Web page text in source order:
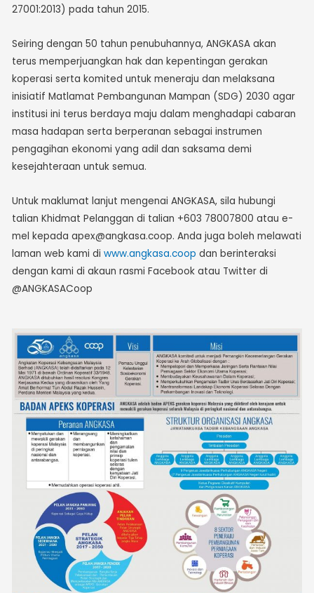
27001:2013) pada tahun 2015.
Seiring dengan 50 tahun penubuhannya, ANGKASA akan
terus memperjuangkan hak dan kepentingan gerakan
koperasi serta komited untuk meneraju dan melaksana
inisiatif Matlamat Pembangunan Mampan (SDG) 2030 agar
institusi ini terus berdaya maju dalam menghadapi cabaran
masa hadapan serta berperanan sebagai instrumen
pengagihan ekonomi yang adil dan saksama demi
kesejahteraan untuk semua.
Untuk maklumat lanjut mengenai ANGKASA, sila hubungi
talian Khidmat Pelanggan di talian +603 78007800 atau e-
mel kepada apex@angkasa.coop. Anda juga boleh melawati
laman web kami diwww.angkasa.coop dan berinteraksi
dengan kami di akaun rasmi Facebook atau Twitter di
@ANGKASACoop